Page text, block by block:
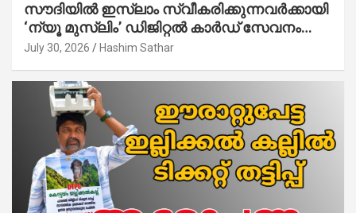
സൗദിയില്‍ ഇസ്‌ലാം സ്വീകരിക്കുന്നവര്‍ക്കായി
‘ന്യൂ മുസ്ലിം’ ഡിജിറ്റല്‍ കാര്‍ഡ് സേവനം
ആരംഭിച്ചു
July 30, 2026 Hashim Sathar